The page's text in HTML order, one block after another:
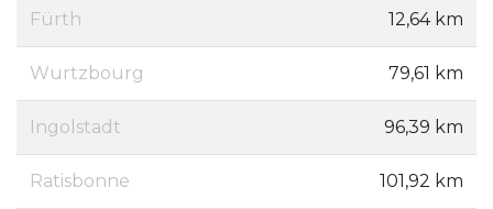
Fürth 12,64 km
Wurtzbourg 79,61 km
Ingolstadt 96,39 km
Ratisbonne 101,92 km